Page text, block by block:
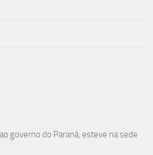
governo do Paraná, esteve na sede